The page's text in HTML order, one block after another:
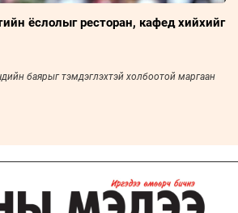
ёслолыг ресторан, кафед хийхийг
баярыг тэмдэглэхтэй холбоотой маргаан